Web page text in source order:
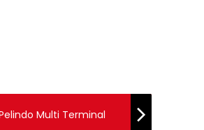
Multi Terminal